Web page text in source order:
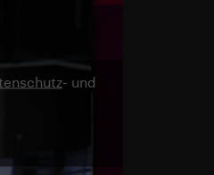
- und